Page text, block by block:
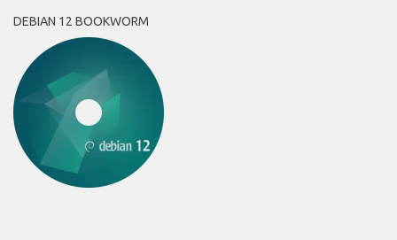
DEBIAN 12 BOOKWORM